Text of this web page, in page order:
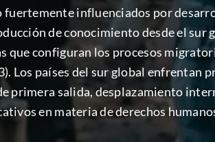
influenciados por
de conocimiento desde el sur
configuran los procesos
Los países del sur global
primera salida, desplazamiento
en materia de derechos